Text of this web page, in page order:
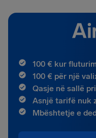
100 € kur
100 € për një
Qasje në sallë
Asnjë tarifë nuk
Mbështetje e